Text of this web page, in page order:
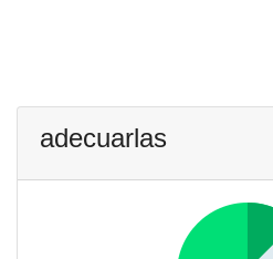
adecuarlas